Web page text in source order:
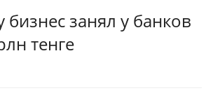
бизнес занял у банков
тенге